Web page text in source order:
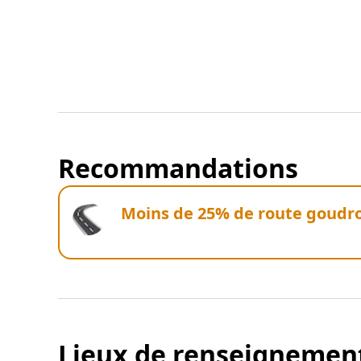
Recommandations
Moins de 25% de route